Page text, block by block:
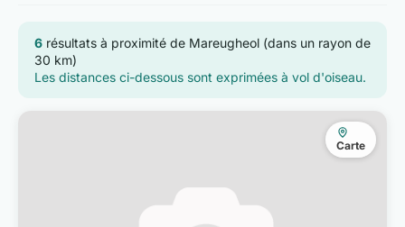
6 résultats à proximité de Mareugheol (dans un rayon de
30 km)
Les distances ci-dessous sont exprimées à vol d'oiseau.
Carte